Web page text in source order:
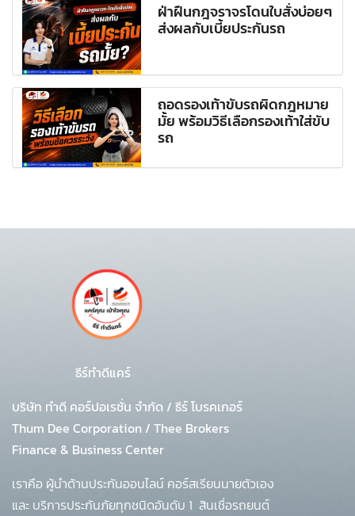
ฝ่าฝืนกฎจราจรโดนใบสั่งบ่อยๆ
ส่งผลกับเบี้ยประกันรถ
ถอดรองเท้าขับรถผิดกฎหมาย
มั้ย พร้อมวิธีเลือกรองเท้าใส่ขับ
รถ
ธีร์ทำดีแคร์
บริษัท ทำดี คอร์ปอเรชั่น จำกัด / ธีร์ โบรคเกอร์
Thum Dee Corporation / Thee Brokers
Finance & Business Center
เราคือ ผู้นำด้านประกันออนไลน์ คอร์สเรียนนายตัวเอง
และ บริการประกันภัยทุกชนิดอันดับ 1 สินเชื่อรถยนต์